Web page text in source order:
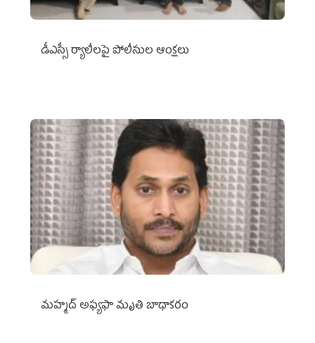
డీఎస్సీ ర్యాలీలపై పోలీసుల ఆంక్షలు
మహ్మద్‌ అఫ్యఫా మృతి బాధాకరం